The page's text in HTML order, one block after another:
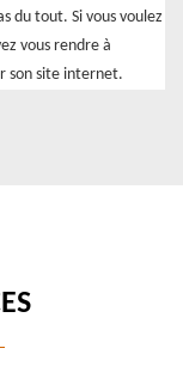
du tout. Si vous voulez
vous rendre à
son site internet.